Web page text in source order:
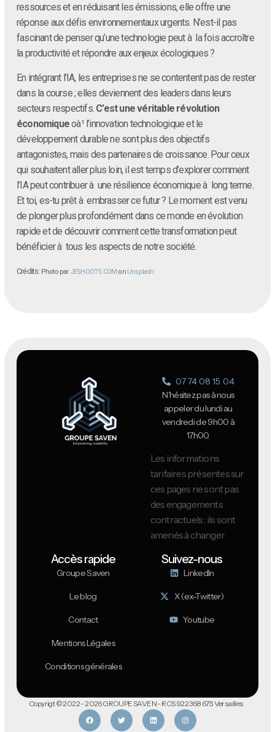
ressources et en réduisant les émissions, elle offre une
réponse aux défis environnementaux urgents. N’est-il pas
fascinant de penser qu’une technologie peut à la fois accroître
la productivité et répondre aux enjeux écologiques ?
En intégrant l’IA, les entreprises ne se contentent pas de rester
dans la course ; elles deviennent des leaders dans leurs
secteurs respectifs. C’est une véritable révolution
économiqueoà¹ l’innovation technologique et le
développement durable ne sont plus des objectifs
antagonistes, mais des partenaires de croissance. Pour ceux
qui souhaitent aller plus loin, il est temps d’explorer comment
l’IA peut contribuer à une résilience économique à long terme.
Et toi, es-tu prêt à embrasser ce futur ? Le moment est venu
de plonger plus profondément dans ce monde en évolution
rapide et de découvrir comment cette transformation peut
bénéficier à tous les aspects de notre société.
Crédits: Photo par JESHOOTS.COM on Unsplash
07 74 08 15 04
N'hésitez pas à nous
appeler du lundi au
vendredi de 9h00 à
17h00.
Les informations
tarifaires présentes sur
ces pages ne sont pas
des engagements
contractuels : ils sont
amenés à changer
Accès rapide
Groupe Saven
Le blog
Contact
Mentions Légales
Conditions générales
Suivez-nous
LinkedIn
X (ex-Twitter)
Youtube
Copyrigt © 2022 - 2026 GROUPE SAVEN - RCS 922 368 675 Versailles